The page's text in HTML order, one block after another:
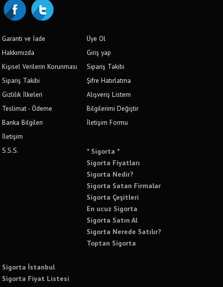
Garanti ve İade
Hakkımızda
Kişisel Verilerin Korunması
Sipariş Takibi
Gizlilik İlkeleri
Teslimat - Ödeme
Banka Bilgileri
İletişim
S.S.S.
Üye Ol
Giriş yap
Sipariş Takibi
Şifre Hatırlatma
Alışveriş Listem
Bilgilerimi Değiştir
İletişim Formu
* Sigorta *
Sigorta Fiyatları
Sigorta Nedir?
Sigorta Satan Firmalar
Sigorta Çeşitleri
En ucuz Sigorta
Sigorta Satın Al
Sigorta Nerede Satılır?
Toptan Sigorta
Sigorta İstanbul
Sigorta Fiyat Listesi